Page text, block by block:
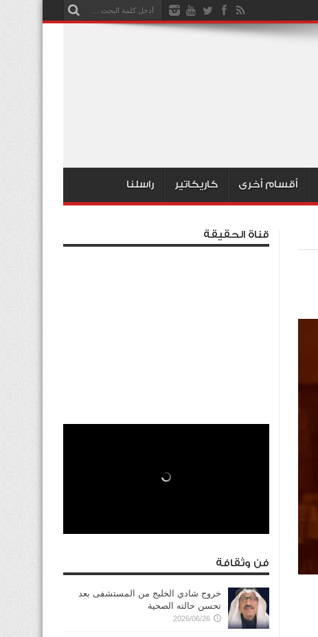
أقسام أخرى كاريكاتير راسلنا
قناة الحقيقة
فن وثقافة
خروج شادي الخليج من المستشفى بعد
تحسن حالته الصحية
2026/06/26